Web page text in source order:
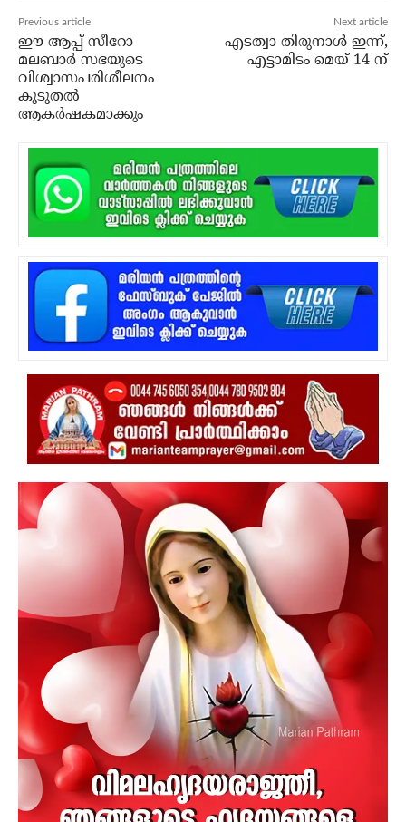
Previous article
ഈ ആപ്പ് സീറോ
മലബാര്‍ സഭയുടെ
വിശ്വാസപരിശീലനം
കൂടുതല്‍
ആകര്‍ഷകമാക്കും
Next article
എടത്വാ തിരുനാള്‍ ഇന്ന്,
എട്ടാമിടം മെയ് 14 ന്